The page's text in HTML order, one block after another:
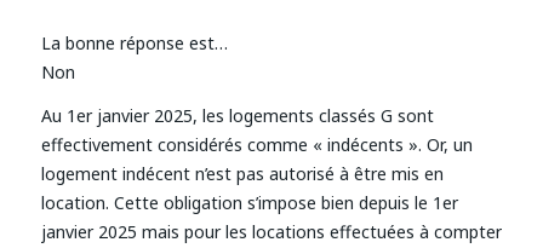
La bonne réponse est…
Non
Au 1er janvier 2025, les logements classés G sont
effectivement considérés comme « indécents ». Or, un
logement indécent n’est pas autorisé à être mis en
location. Cette obligation s’impose bien depuis le 1er
janvier 2025 mais pour les locations effectuées à compter